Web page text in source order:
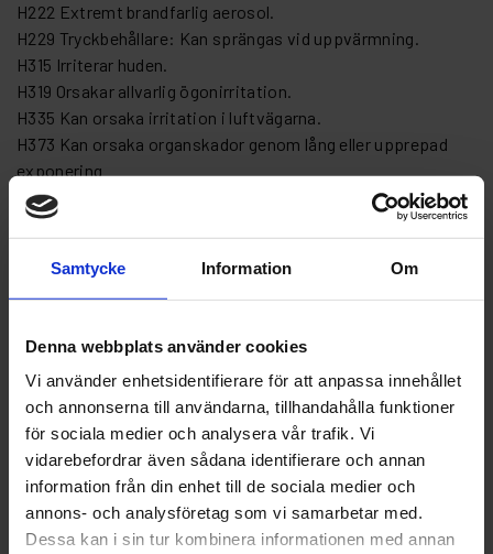
Samtycke Information Om
Denna webbplats använder cookies
Vi använder enhetsidentifierare för att anpassa innehållet
och annonserna till användarna, tillhandahålla funktioner
för sociala medier och analysera vår trafik. Vi
vidarebefordrar även sådana identifierare och annan
information från din enhet till de sociala medier och
annons- och analysföretag som vi samarbetar med.
Dessa kan i sin tur kombinera informationen med annan
H222 Extremt brandfarlig aerosol.
H229 Tryckbehållare: Kan sprängas vid uppvärmning.
H315 Irriterar huden.
H319 Orsakar allvarlig ögonirritation.
H335 Kan orsaka irritation i luftvägarna.
H373 Kan orsaka organskador genom lång eller upprepad
exponering
Sprutspackel
Användningsområde:
Jämnar ut små ojämnheter och tjänar som spärrskikt på
Kännetecken:
Snabbtorkandeacryl-filler utmärkt vidhäftning, extra hög
fyllningsförmåga, snabbt slipbar genom kort torktid.
Säkrare än polyester sprutspackel, ingen risk för
blåsbildning.